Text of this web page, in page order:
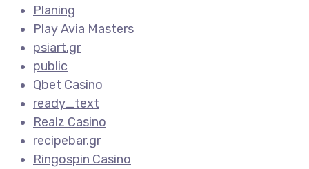
Planing
Play Avia Masters
psiart.gr
public
Qbet Casino
ready_text
Realz Casino
recipebar.gr
Ringospin Casino